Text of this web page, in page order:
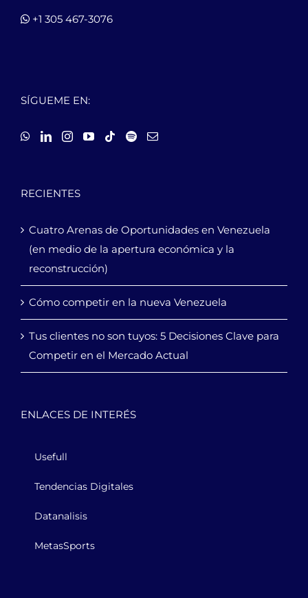
+1 305 467-3076
SÍGUEME EN:
RECIENTES
Cuatro Arenas de Oportunidades en Venezuela
(en medio de la apertura económica y la
reconstrucción)
Cómo competir en la nueva Venezuela
Tus clientes no son tuyos: 5 Decisiones Clave para
Competir en el Mercado Actual
ENLACES DE INTERÉS
Usefull
Tendencias Digitales
Datanalisis
MetasSports